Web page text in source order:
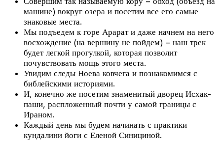
машине) вокруг озера и посетим все его самые
знаковые места.
Мы подъедем к горе Арарат и даже начнем на него
восхождение (на вершину не пойдем) – наш трек
будет легкой прогулкой, которая позволит
почувствовать мощь этого места.
Увидим следы Ноева ковчега и познакомимся с
библейскими историями.
И, конечно же посетим знаменитый дворец Исхак-
паши, распложенный почти у самой границы с
Ираном.
Каждый день мы будем начинать с практики
кундалини йоги с Еленой Синициной.